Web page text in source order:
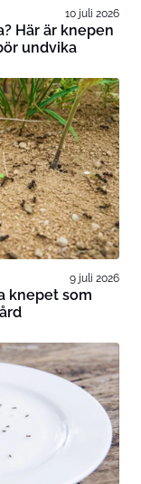
10 juli 2026
Här är knepen
undvika
9 juli 2026
knepet som